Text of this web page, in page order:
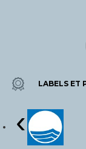
LABELS ET
‹